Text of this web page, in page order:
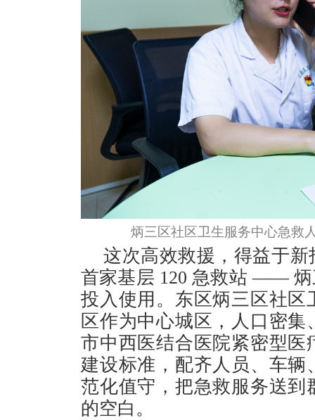
炳三区社区卫生服务中心急救
这次高效救援，得益于
首家基层 120 急救站 —— 炳
投入使用。东区炳三区社
区作为中心城区，人口密
市中西医结合医院紧密型
建设标准，配齐人员、车辆
范化值守，把急救服务送
的空白。